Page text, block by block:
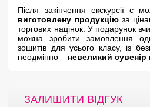
Після закінчення екскурсії є
виготовлену продукцію за
торгових націнок. У подарунок
можна зробити замовлення
зошитів для усього класу, із
неодмінно – невеликий
ЗАЛИШИТИ ВІДГУК